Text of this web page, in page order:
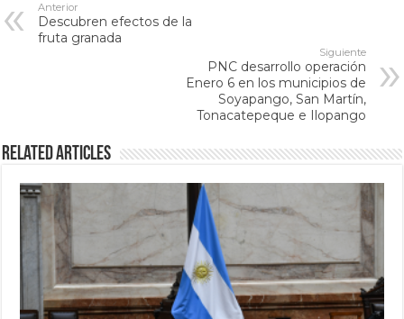
Anterior
Descubren efectos de la
fruta granada
Siguiente
PNC desarrollo operación
Enero 6 en los municipios de
Soyapango, San Martín,
Tonacatepeque e Ilopango
Related Articles